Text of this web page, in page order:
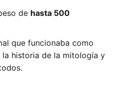
de hasta 500
que funcionaba como
la historia de la mitología y